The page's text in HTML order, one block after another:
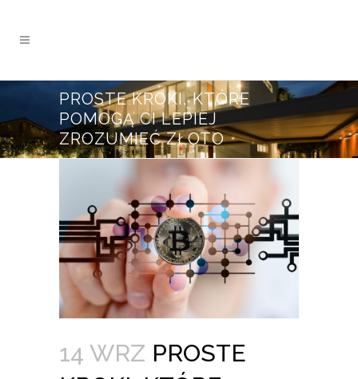
PROSTE KROKI, KTÓRE
POMOGĄ CI LEPIEJ
ZROZUMIEĆ ZŁOTO
14 WRZ PROSTE